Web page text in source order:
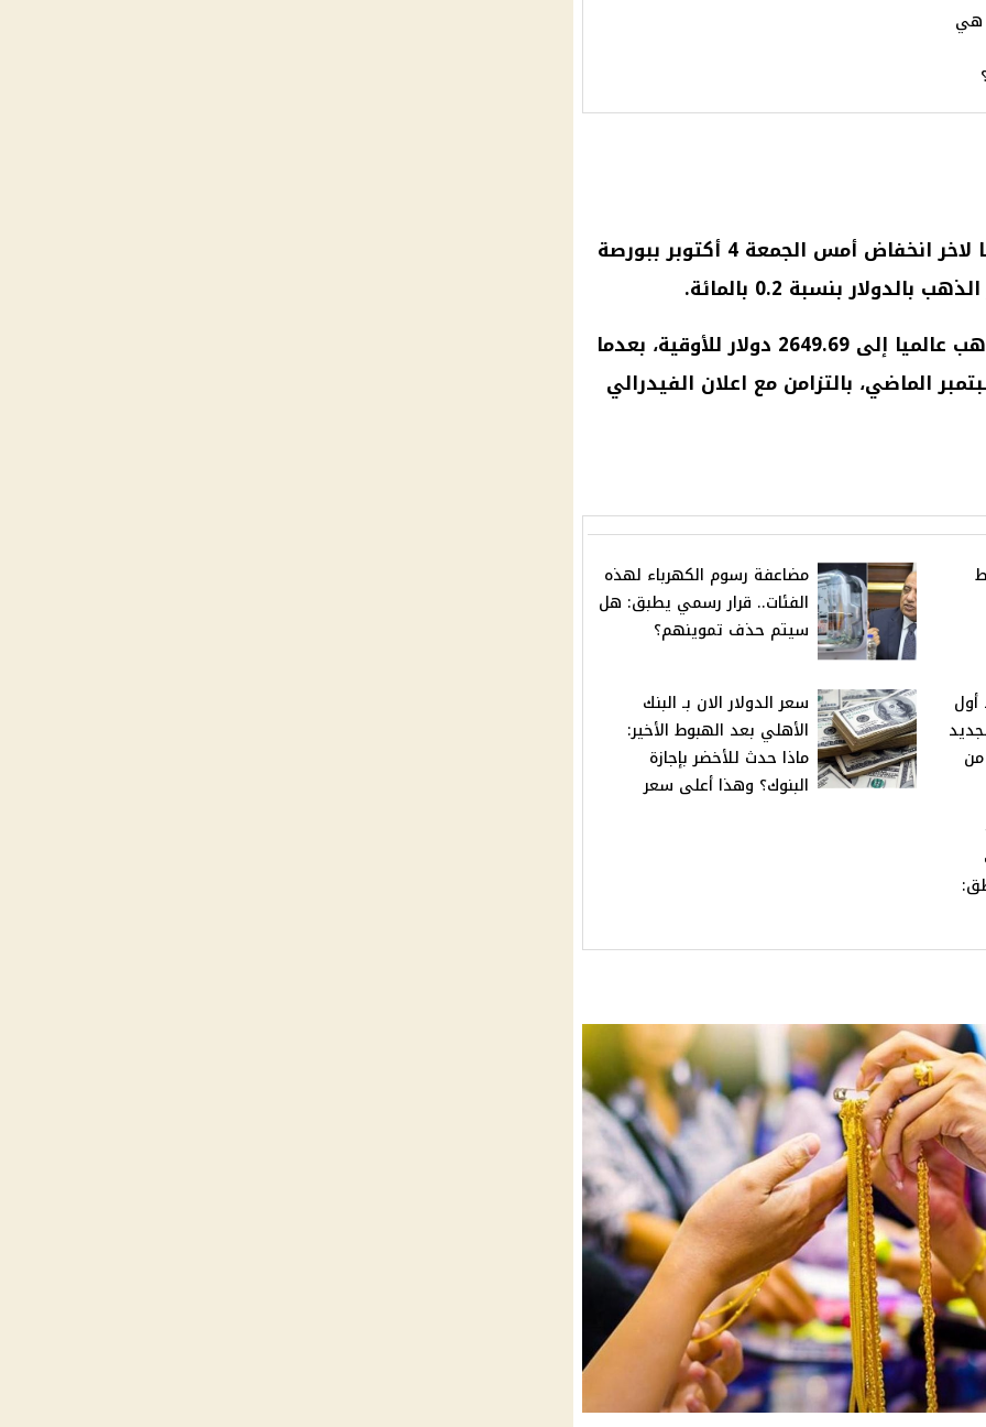
هي
وسجل سعر الذهب بالدولار، وفقا لاخر انخفاض أمس الجمعة 4 أكتوبر ببورصة
بنسبة 0.2 بالمائة.
وبعد هذا التراجع، وصل سعر الذهب عالميا إلى 2649.69 دولار للأوقية، بعدما
الماضي، بالتزامن مع اعلان الفيدرالي
مضاعفة رسوم الكهرباء لهذه
الفئات.. قرار رسمي يطبق: هل
سيتم حذف تموينهم؟
أول
سعر الدولار الان بـ البنك
الأهلي بعد الهبوط الأخير:
ماذا حدث للأخضر بإجازة
البنوك؟ وهذا أعلى سعر